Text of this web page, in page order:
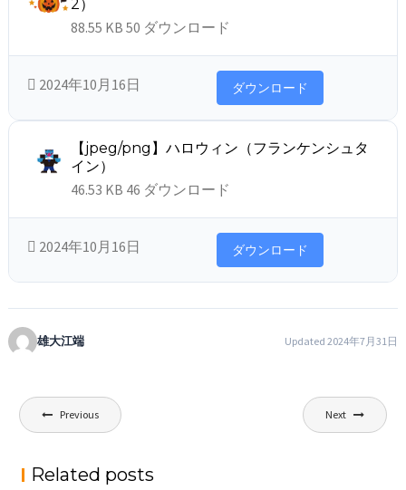
2）
88.55 KB50 ダウンロード
2024年10月16日 ダウンロード
【jpeg/png】ハロウィン（フランケンシュタ
イン）
46.53 KB 46 ダウンロード
2024年10月16日 ダウンロード
雄大江端 Updated 2024年7月31日
投
稿
ビ
Previous Next
Related posts